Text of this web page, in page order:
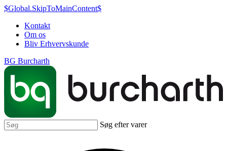
$Global.SkipToMainContent$
Kontakt
Om os
Bliv Erhvervskunde
BG Burcharth
Søg efter varer